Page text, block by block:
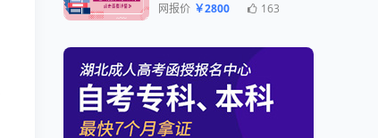
网报价 ￥2800 163